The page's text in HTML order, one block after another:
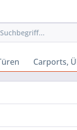
Carports,